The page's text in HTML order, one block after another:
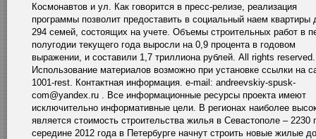
Космонавтов и ул. Как говорится в пресс-релизе, реализация
программы позволит предоставить в социальный наем квартиры
294 семей, состоящих на учете. Объемы строительных работ в
полугодии текущего года выросли на 0,9 процента в годовом
выражении, и составили 1,7 триллиона рублей. All rights reserved.
Использование материалов возможно при установке ссылки на
1001-rest. Контактная информация. e-mail: andreevskiy-spusk-
com@yandex.ru . Все информационные ресурсы проекта имеют
исключительно информативные цели. В регионах наиболее
является стоимость строительства жилья в Севастополе – 2230
середине 2012 года в Петербурге начнут строить новые жилые